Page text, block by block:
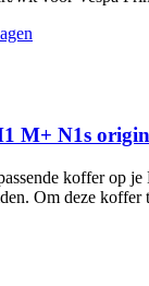
M+ N1s
koffer op
Om deze koffer